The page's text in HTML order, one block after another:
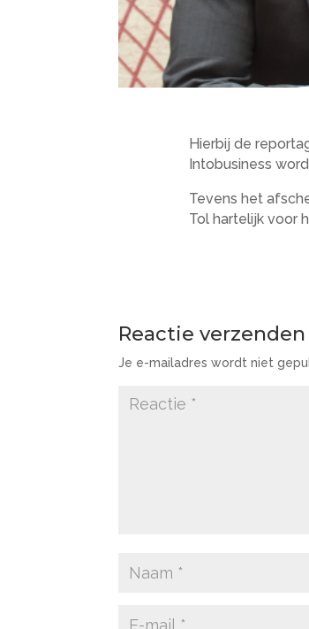
Hierbij de
Intobusiness
Tevens het
Tol hartelijk voor
Reactie verzenden
Je e-mailadres wordt niet